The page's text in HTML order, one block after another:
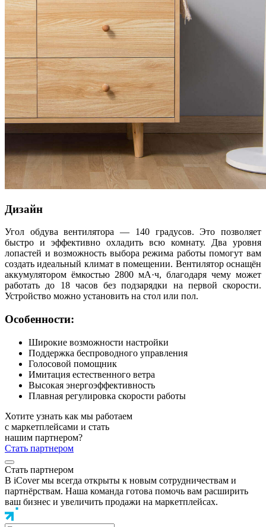
Дизайн
Угол обдува вентилятора — 140 градусов. Это позволяет
быстро и эффективно охладить всю комнату. Два уровня
лопастей и возможность выбора режима работы помогут вам
создать идеальный климат в помещении. Вентилятор оснащён
аккумулятором ёмкостью 2800 мА·ч, благодаря чему может
работать до 18 часов без подзарядки на первой скорости.
Устройство можно установить на стол или пол.
Особенности:
Широкие возможности настройки
Поддержка беспроводного управления
Голосовой помощник
Имитация естественного ветра
Высокая энергоэффективность
Плавная регулировка скорости работы
Хотите узнать как мы работаем
с маркетплейсами и стать
нашим партнером?
Стать партнером
Стать партнером
В iCover мы всегда открыты к новым сотрудничествам и
партнёрствам. Наша команда готова помочь вам расширить
ваш бизнес и увеличить продажи на маркетплейсах.